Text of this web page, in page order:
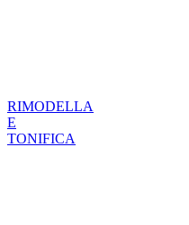
RIMODELLA
E
TONIFICA